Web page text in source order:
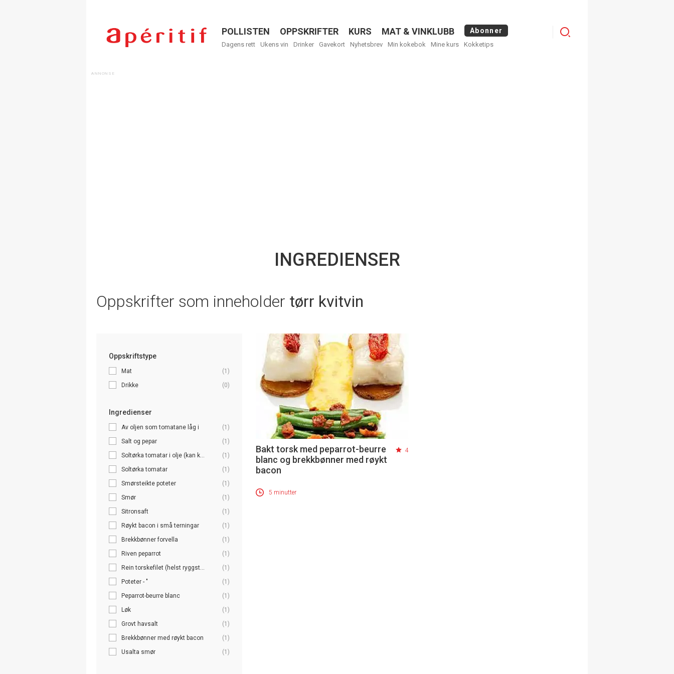
Menu
POLLISTEN OPPSKRIFTER KURS MAT & VINKLUBB Abonner
Dagens rett Ukens vin Drinker Gavekort Nyhetsbrev Min kokebok Mine kurs Kokketips
Logg
INGREDIENSER
Oppskrifter som inneholder tørr kvitvin
Oppskriftstype
Mat
(1)
Drikke
(0)
Ingredienser
Av oljen som tomatane låg i
(1)
Salt og pepar
(1)
Soltørka tomatar i olje (kan k...
(1)
Soltørka tomatar
(1)
Smørsteikte poteter
(1)
Smør
(1)
Sitronsaft
(1)
Røykt bacon i små terningar
(1)
Brekkbønner forvella
(1)
Riven peparrot
(1)
Rein torskefilet (helst ryggst...
(1)
Poteter - "
(1)
Peparrot-beurre blanc
(1)
Løk
(1)
Grovt havsalt
(1)
Brekkbønner med røykt bacon
(1)
Usalta smør
(1)
Bakt torsk med peparrot-beurre
blanc og brekkbønner med røykt
bacon
4
5 minutter